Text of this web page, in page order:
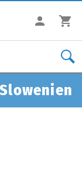
Slowenien